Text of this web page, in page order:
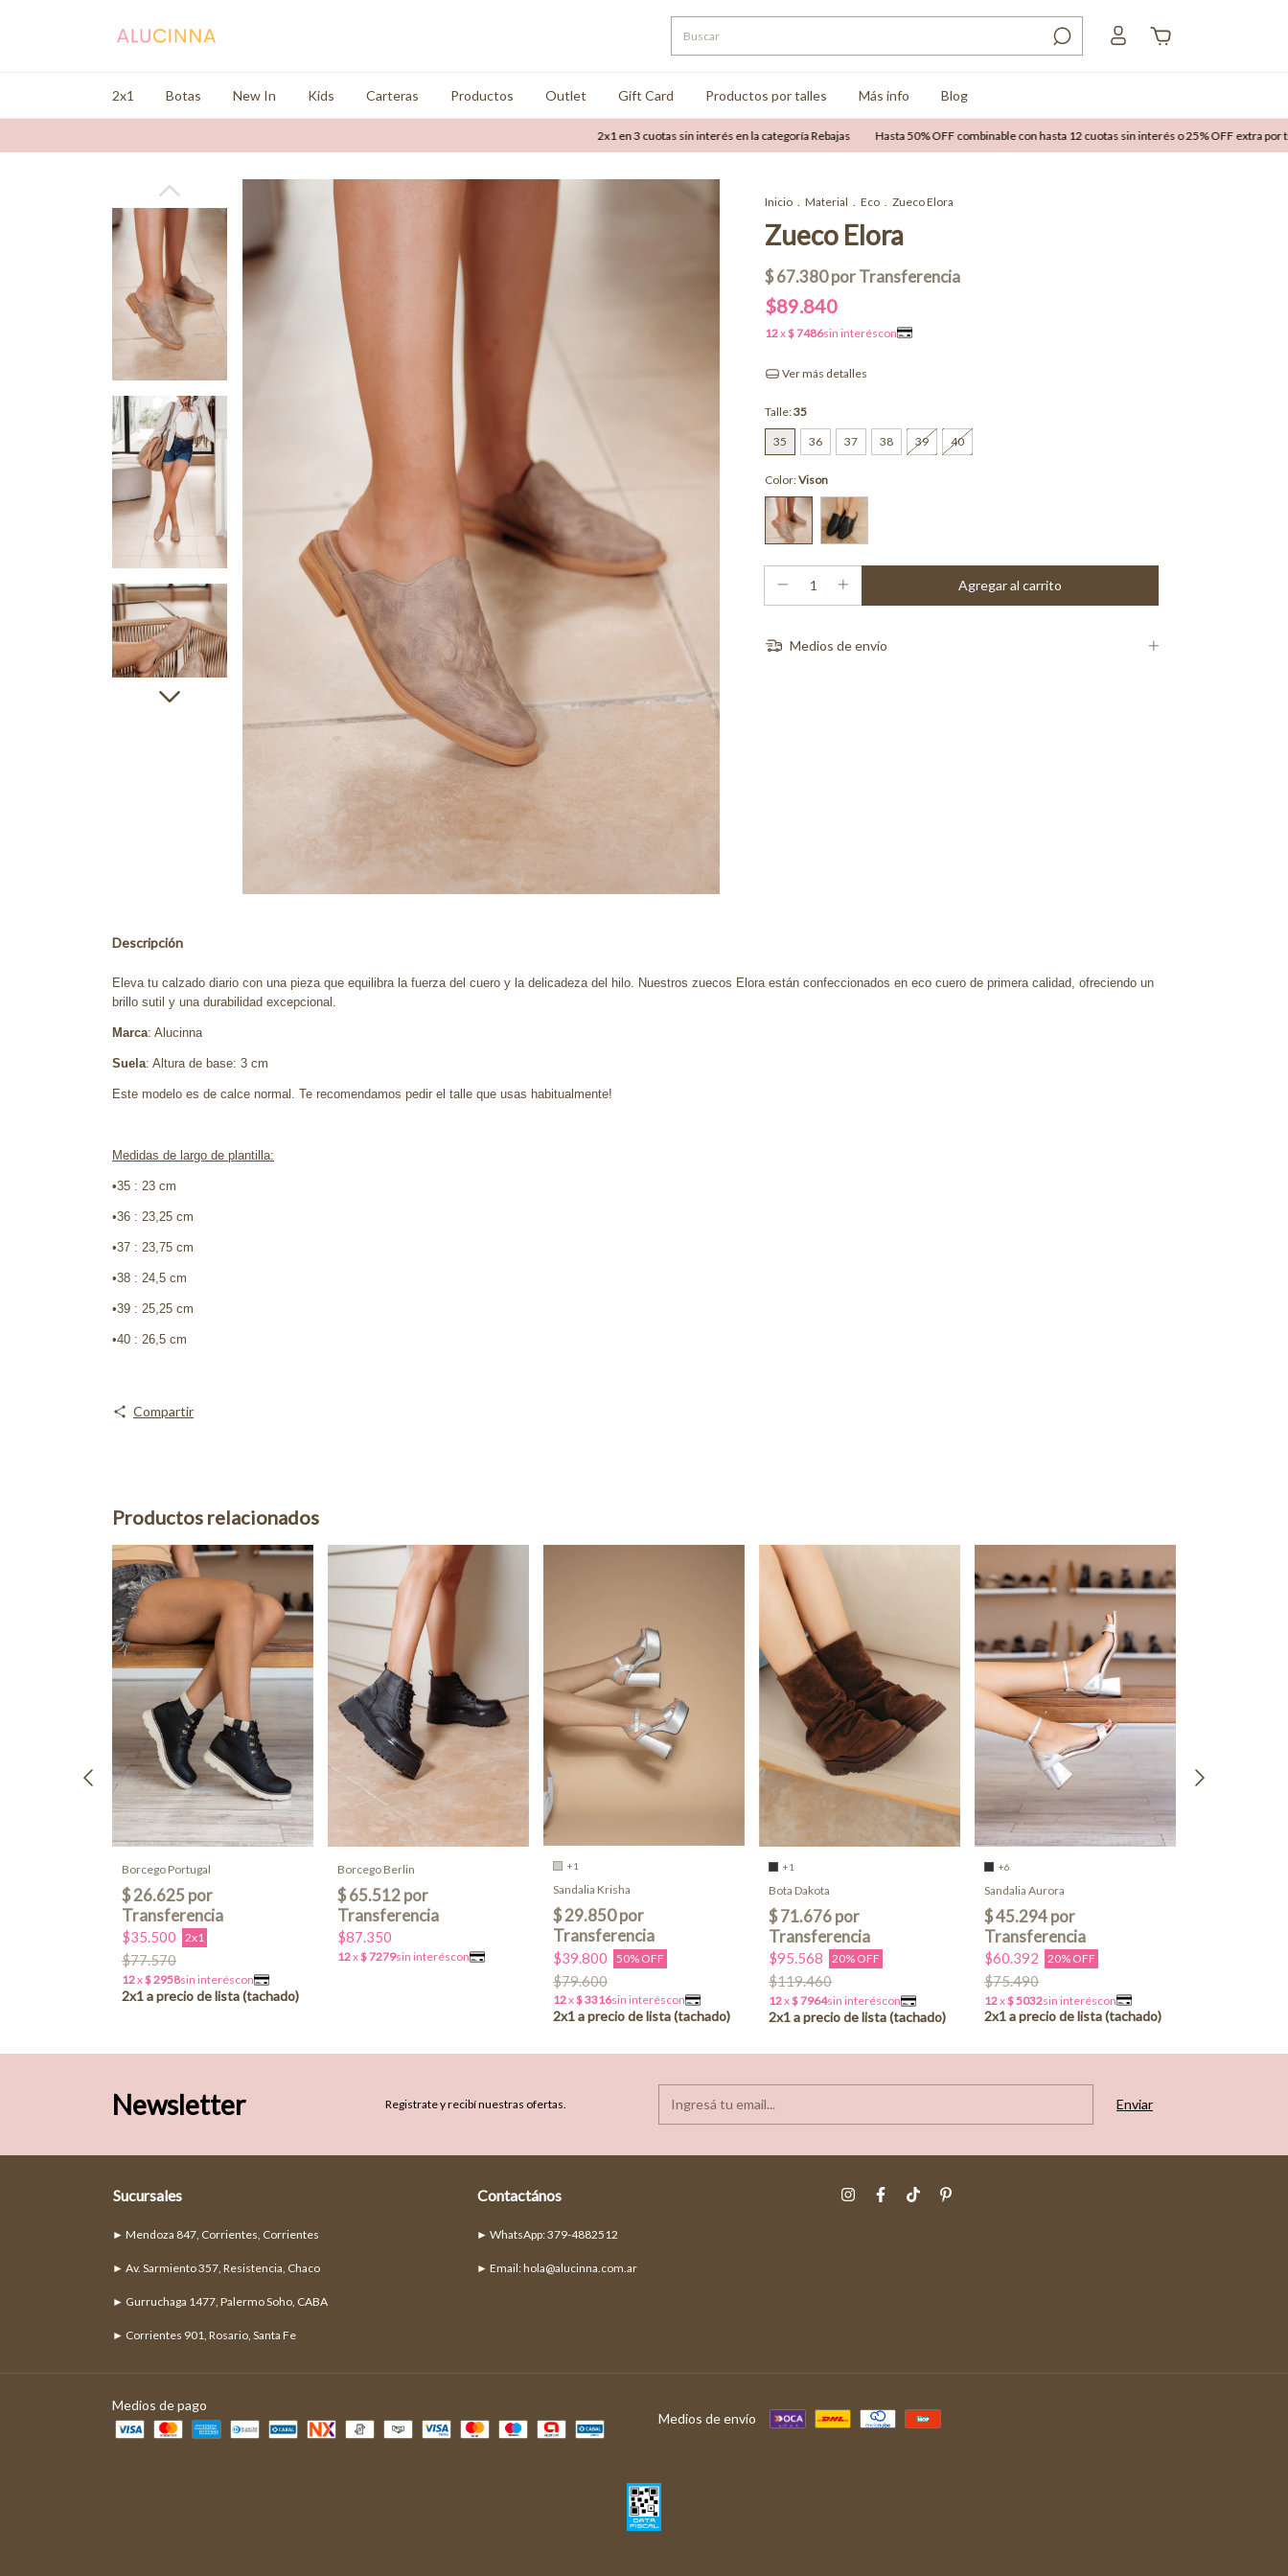
2x1 Botas New In Kids Carteras Productos Outlet Gift Card Productos por talles Más info Blog
2x1 en 3 cuotas sin interés en la categoría Rebajas Hasta 50% OFF combinable con hasta 12 cuotas sin interés o 25% OFF extra por
Inicio . Material . Eco . Zueco Elora
Zueco Elora
$89.840
Ver más detalles
Talle:35
35 36 37 38 39 40
Color:Vison
Medios de envío
Descripción
Eleva tu calzado diario con una pieza que equilibra la fuerza del cuero y la delicadeza del hilo. Nuestros zuecos Elora están confeccionados en eco cuero de primera calidad, ofreciendo un
brillo sutil y una durabilidad excepcional.
Marca: Alucinna
Suela: Altura de base: 3 cm
Este modelo es de calce normal. Te recomendamos pedir el talle que usas habitualmente!
Medidas de largo de plantilla:
•35 : 23 cm
•36 : 23,25 cm
•37 : 23,75 cm
•38 : 24,5 cm
•39 : 25,25 cm
•40 : 26,5 cm
Compartir
Productos relacionados
Borcego Portugal
$35.500 2x1
$77.570
Borcego Berlin
$87.350
+1
Sandalia Krisha
$39.800 50% OFF
$79.600
+1
Bota Dakota
$95.568 20% OFF
$119.460
+6
Sandalia Aurora
$60.392 20% OFF
$75.490
Newsletter Registrate y recibí nuestras ofertas.
Sucursales
► Mendoza 847, Corrientes, Corrientes
► Av. Sarmiento 357, Resistencia, Chaco
► Gurruchaga 1477, Palermo Soho, CABA
► Corrientes 901, Rosario, Santa Fe
Contactános
► Email:hola@alucinna.com.ar
Medios de pago
Medios de envío